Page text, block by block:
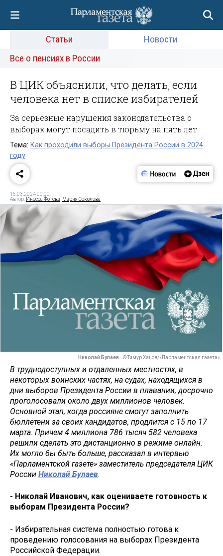
Статьи
Новости
Все о пенсиях в России
В ЦИК объяснили, что делать, если
человека нет в списке избирателей
За серьезные нарушения законодательства о
выборах могут посадить в тюрьму на пять лет
Тема: Как проходили выборы Президента России в 2024
году
15.03.2024 00:00
Автор: Инесса Фотева Мария Соколова
Николай Булаев. © Тимур Ханов/«Парламентская газета»
В труднодоступных и отдаленных местностях, в
некоторых воинских частях, на судах, находящихся в
дни выборов Президента России в плавании, досрочно
проголосовали около двух миллионов человек.
Основной этап, когда россияне смогут заполнить
бюллетени за своих кандидатов, продлится с 15 по 17
марта. Причем 4 миллиона 786 тысяч 582 человека
решили сделать это дистанционно в режиме онлайн.
Их могло бы быть больше, рассказал в интервью
«Парламентской газете» заместитель председателя ЦИК
России Николай Булаев.
- Николай Иванович, как оцениваете готовность к
выборам Президента России?
- Избирательная система полностью готова к
проведению голосования на выборах Президента
Российской Федерации.